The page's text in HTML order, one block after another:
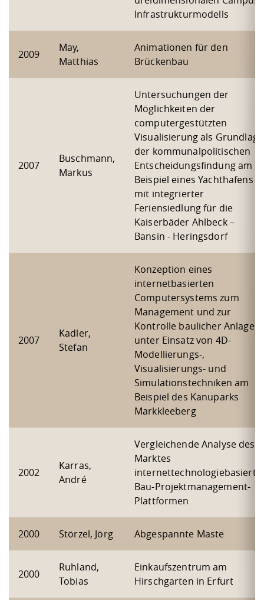
Checkliste zum
und Physik
Digitales Lernen
Fremdsprachen
Jobs, Praktika,
Studentenwerk
Angebote der
Arbeit
Weiterbilden im
Formulare und
Internationale
Formulare und
Gründung und
Kooperationen
Klimaschutz &
Förderverein
Informatik/
Landbau/
Maschinenbau
Unternehmen
Kontakt und Anfahrt
Infrastrukturmodells
2009
May,
Matthias
Animationen für den
Brückenbau
2007
Buschmann,
Markus
Untersuchungen der
Möglichkeiten der
computergestützten
Visualisierung als Grundlage
der kommunalpolitischen
Entscheidungsfindung am
Beispiel eines Yachthafens
mit integrierter
Feriensiedlung für die
Kaiserbäder Ahlbeck –
Bansin - Heringsdorf
2007
Kadler,
Stefan
Konzeption eines
internetbasierten
Computersystems zum
Management und zur
Kontrolle baulicher Anlagen
unter Einsatz von 4D-
Modellierungs-,
Visualisierungs- und
Simulationstechniken am
Beispiel des Kanuparks
Markkleeberg
2002
Karras,
André
Vergleichende Analyse des
Marktes
Bau-Projektmanagement-
Plattformen
2000 Störzel, Jörg Abgespannte Maste
2000
Ruhland,
Tobias
Einkaufszentrum am
Hirschgarten in Erfurt